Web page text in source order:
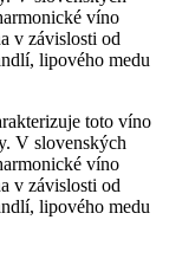
víno
v závislosti od
lipového medu
toto víno
V slovenských
víno
v závislosti od
lipového medu